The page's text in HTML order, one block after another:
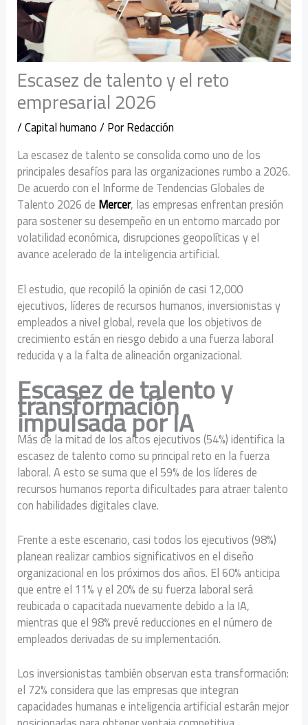
Escasez de talento y el reto
empresarial 2026
/Capital humano/ PorRedacción
La escasez de talento se consolida como uno de los
principales desafíos para las organizaciones rumbo a 2026.
De acuerdo con el Informe de Tendencias Globales de
Talento 2026 de Mercer, las empresas enfrentan presión
para sostener su desempeño en un entorno marcado por
volatilidad económica, disrupciones geopolíticas y el
avance acelerado de la inteligencia artificial.
El estudio, que recopiló la opinión de casi 12,000
ejecutivos, líderes de recursos humanos, inversionistas y
empleados a nivel global, revela que los objetivos de
crecimiento están en riesgo debido a una fuerza laboral
reducida y a la falta de alineación organizacional.
Escasez de talento y
transformación
impulsada por IA
Más de la mitad de los altos ejecutivos (54%) identifica la
escasez de talento como su principal reto en la fuerza
laboral. A esto se suma que el 59% de los líderes de
recursos humanos reporta dificultades para atraer talento
con habilidades digitales clave.
Frente a este escenario, casi todos los ejecutivos (98%)
planean realizar cambios significativos en el diseño
organizacional en los próximos dos años. El 60% anticipa
que entre el 11% y el 20% de su fuerza laboral será
reubicada o capacitada nuevamente debido a la IA,
mientras que el 98% prevé reducciones en el número de
empleados derivadas de su implementación.
Los inversionistas también observan esta transformación:
el 72% considera que las empresas que integran
capacidades humanas e inteligencia artificial estarán mejor